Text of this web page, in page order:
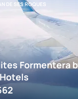
DE SES ROQUES
Formentera